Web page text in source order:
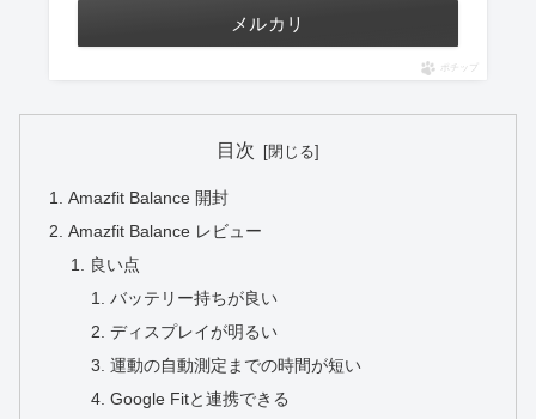
メルカリ
ポチップ
目次
Amazfit Balance 開封
Amazfit Balance レビュー
良い点
バッテリー持ちが良い
ディスプレイが明るい
運動の自動測定までの時間が短い
Google Fitと連携できる